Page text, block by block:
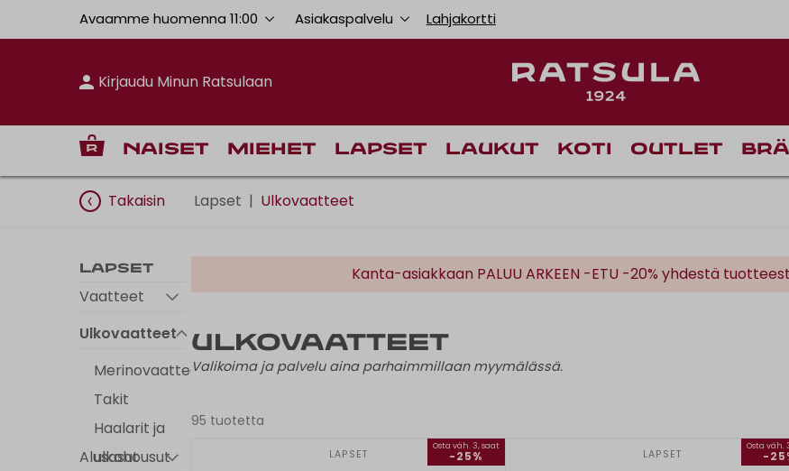
Avaamme huomenna 11:00 Asiakaspalvelu Lahjakortti
Kirjaudu Minun Ratsulaan
Naiset Miehet Lapset Laukut Koti Outlet
Takaisin Lapset | Ulkovaatteet
Lapset
Vaatteet
Ulkovaatteet
Merinovaatteet
Takit
Haalarit ja
ulkohousut
Alusasut
Kanta-asiakkaan PALUU ARKEEN -ETU -20% yhdestä
Ulkovaatteet
Valikoima ja palvelu aina parhaimmillaan myymälässä.
95 tuotetta
LAPSET
Osta väh. 3, saat
-25% LAPSET
Osta väh.
-